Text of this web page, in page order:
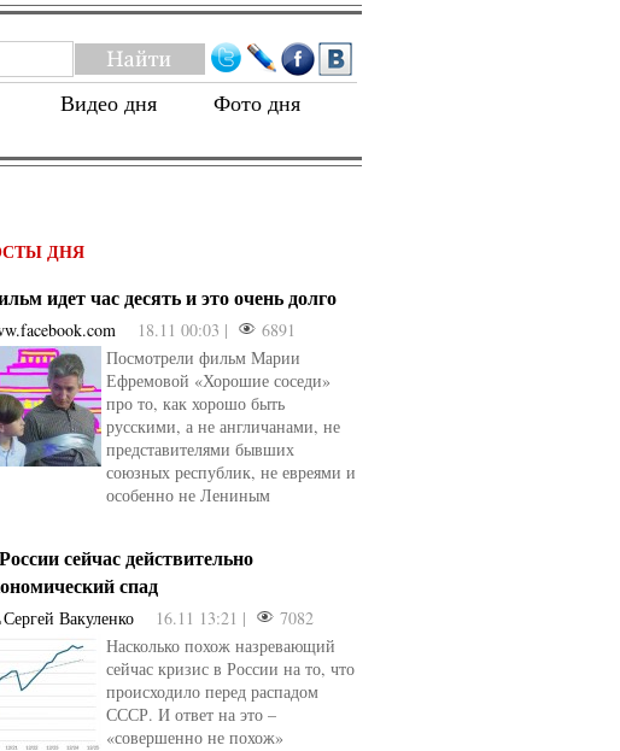
Видео дня Фото дня
ДНЯ
идет час десять и это очень долго
18.11 00:03 |
6891
Посмотрели фильм Марии
Ефремовой «Хорошие соседи»
про то, как хорошо быть
русскими, а не англичанами, не
представителями бывших
союзных республик, не евреями и
особенно не Лениным
сейчас действительно
спад
Сергей Вакуленко 16.11 13:21 |
7082
Насколько похож назревающий
сейчас кризис в России на то, что
происходило перед распадом
СССР. И ответ на это –
«совершенно не похож»